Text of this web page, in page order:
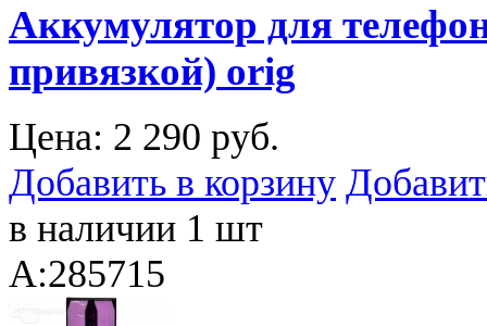
Аккумулятор для
привязкой) orig
Цена: 2 290 руб.
Добавить в корзину
в наличии 1 шт
A:285715